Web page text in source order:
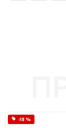
-18 %